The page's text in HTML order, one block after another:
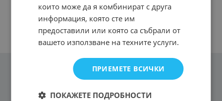
които може да я комбинират с друга
информация, която сте им
предоставили или която са събрали от
вашето използване на техните услуги.
ПРИЕМЕТЕ ВСИЧКИ
ПОКАЖЕТЕ ПОДРОБНОСТИ